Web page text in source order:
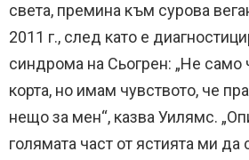
света, премина към сурова
2011 г., след като е
синдрома на Сьогрен: „Не само
корта, но имам чувството, че
нещо за мен“, казва Уилямс.
голямата част от ястията ми да